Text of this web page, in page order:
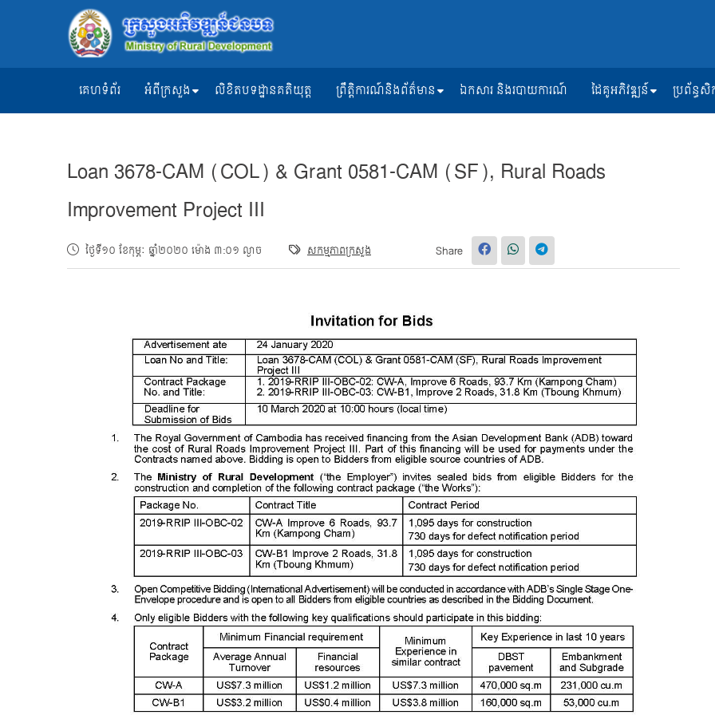
គេហទំព័រ អំពីក្រសួង លិខិតបទដ្ឋានគតិយុត្ត ព្រឹត្តិការណ៍និងព័ត៌មាន ឯកសារ និងរបាយការណ៍ ដៃគូអភិវឌ្ឍន៍ ប្រព័ន្ធ
Loan 3678-CAM (COL) & Grant 0581-CAM (SF), Rural Roads
Improvement Project III
ថ្ងៃទី១០ ខែកុម្ភៈ ឆ្នាំ២០២០ ម៉ោង ៣:០១ ល្ងាច សកម្មភាពក្រសួង Share